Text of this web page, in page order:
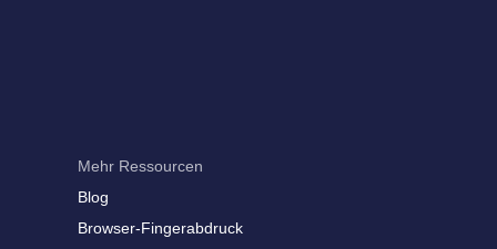
Mehr Ressourcen
Blog
Browser-Fingerabdruck